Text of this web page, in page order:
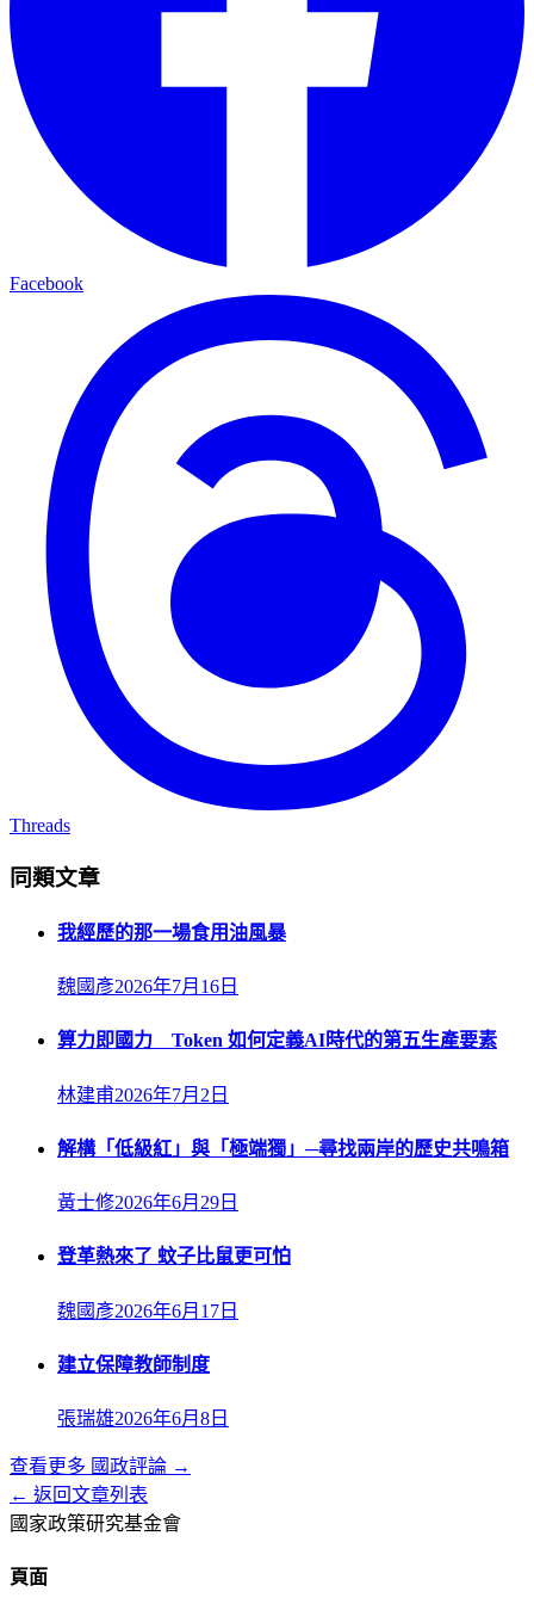
Facebook
Threads
同類文章
我經歷的那一場食用油風暴
魏國彥2026年7月16日
算力即國力 Token 如何定義AI時代的第五生產要素
林建甫2026年7月2日
解構「低級紅」與「極端獨」─尋找兩岸的歷史共鳴箱
黃士修2026年6月29日
登革熱來了 蚊子比鼠更可怕
魏國彥2026年6月17日
建立保障教師制度
張瑞雄2026年6月8日
查看更多 國政評論 →
← 返回文章列表
國家政策研究基金會
頁面